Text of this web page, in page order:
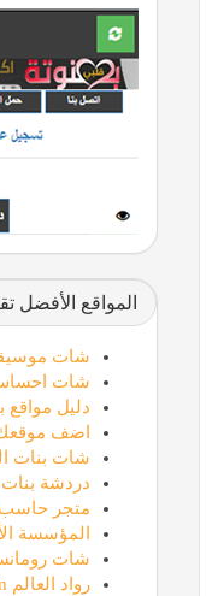
المواقع الأفضل
شات
شات
دليل مواقع
اضف موقعك
شات بنات
دردشة
متجر حاسب
المؤسسة
شات
رواد العالم rowadel-3alam